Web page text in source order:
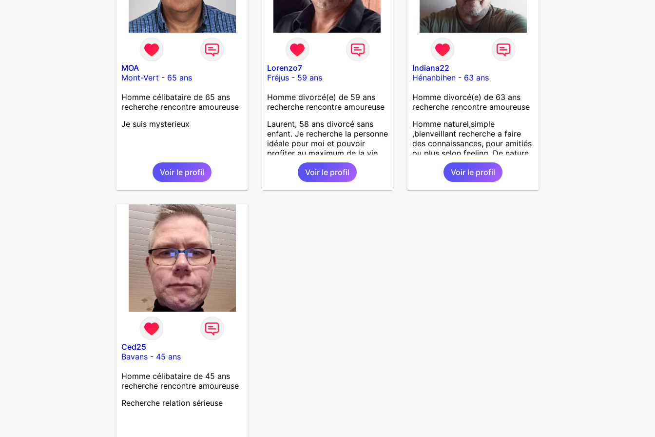
MOA
Mont-Vert - 65 ans
Homme célibataire de 65 ans
recherche rencontre amoureuse
Je suis mysterieux
Voir le profil
Lorenzo7
Fréjus- 59 ans
Homme divorcé(e) de 59 ans
recherche rencontre amoureuse
Laurent, 58 ans divorcé sans
enfant. Je recherche la personne
idéale pour moi et pouvoir
profiter au maximum de la vie
de couple
Voir le profil
Indiana22
Hénanbihen - 63 ans
Homme divorcé(e) de 63 ans
recherche rencontre amoureuse
Homme naturel,simple
,bienveillant recherche a faire
des connaissances, pour amitiés
ou plus selon feeling. De nature
très câline et très tactile ,je suis
fidèle et sincère.,et très
respectueux ! Je ne supporte
pas le mensonge.Rien ne vaut
Voir le profil
Ced25
Bavans- 45 ans
Homme célibataire de 45 ans
recherche rencontre amoureuse
Recherche relation sérieuse